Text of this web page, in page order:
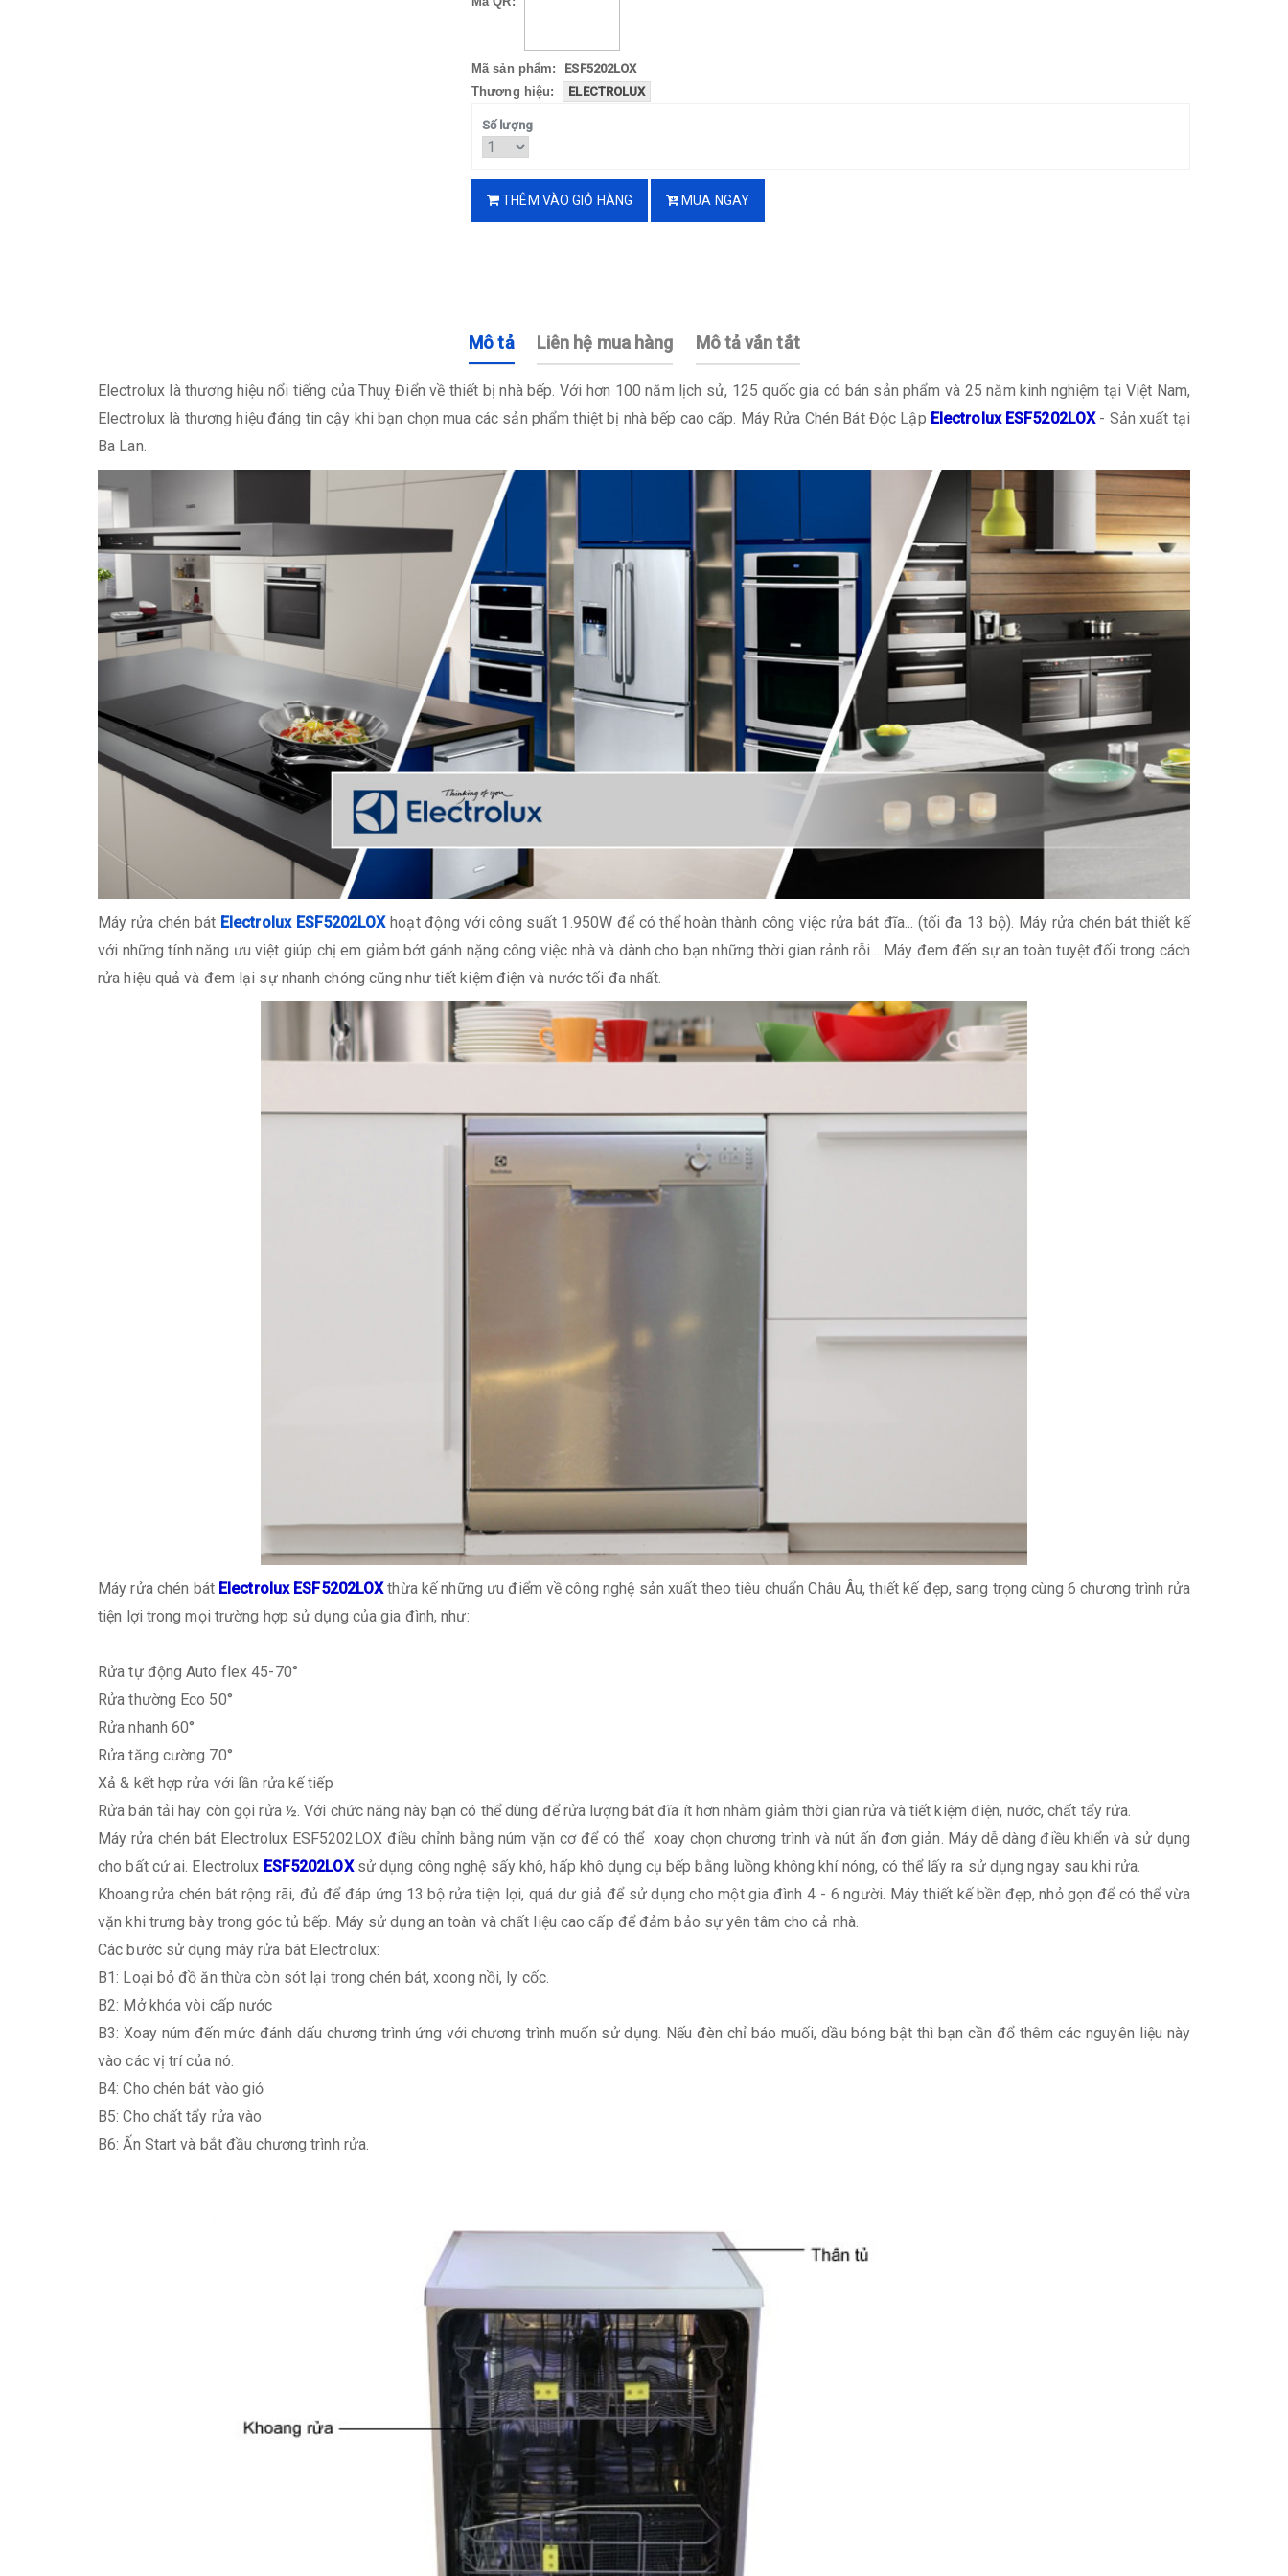
Mã sản phẩm:
ESF5202LOX
Thương hiệu:
ELECTROLUX
Số lượng
THÊM VÀO GIỎ HÀNG MUA NGAY
Mô tả Liên hệ mua hàng Mô tả vắn tắt
Electrolux là thương hiệu nổi tiếng của Thuỵ Điển về thiết bị nhà bếp. Với hơn 100 năm lịch sử, 125 quốc gia có bán sản phẩm và 25 năm kinh nghiệm tại Việt Nam,
Electrolux là thương hiệu đáng tin cậy khi bạn chọn mua các sản phẩm thiệt bị nhà bếp cao cấp. Máy Rửa Chén Bát Độc Lập Electrolux ESF5202LOX- Sản xuất tại
Ba Lan.
Máy rửa chén bát Electrolux ESF5202LOX hoạt động với công suất 1.950W để có thể hoàn thành công việc rửa bát đĩa... (tối đa 13 bộ). Máy rửa chén bát thiết kế
với những tính năng ưu việt giúp chị em giảm bớt gánh nặng công việc nhà và dành cho bạn những thời gian rảnh rỗi... Máy đem đến sự an toàn tuyệt đối trong cách
rửa hiệu quả và đem lại sự nhanh chóng cũng như tiết kiệm điện và nước tối đa nhất.
Máy rửa chén bát Electrolux ESF5202LOXthừa kế những ưu điểm về công nghệ sản xuất theo tiêu chuẩn Châu Âu, thiết kế đẹp, sang trọng cùng 6 chương trình rửa
tiện lợi trong mọi trường hợp sử dụng của gia đình, như:
Rửa tự động Auto flex 45-70°
Rửa thường Eco 50°
Rửa nhanh 60°
Rửa tăng cường 70°
Xả & kết hợp rửa với lần rửa kế tiếp
Rửa bán tải hay còn gọi rửa ½. Với chức năng này bạn có thể dùng để rửa lượng bát đĩa ít hơn nhằm giảm thời gian rửa và tiết kiệm điện, nước, chất tẩy rửa.
Máy rửa chén bát Electrolux ESF5202LOX điều chỉnh bằng núm vặn cơ để có thể xoay chọn chương trình và nút ấn đơn giản. Máy dễ dàng điều khiển và sử dụng
cho bất cứ ai. Electrolux ESF5202LOXsử dụng công nghệ sấy khô, hấp khô dụng cụ bếp bằng luồng không khí nóng, có thể lấy ra sử dụng ngay sau khi rửa.
Khoang rửa chén bát rộng rãi, đủ để đáp ứng 13 bộ rửa tiện lợi, quá dư giả để sử dụng cho một gia đình 4 - 6 người. Máy thiết kế bền đẹp, nhỏ gọn để có thể vừa
vặn khi trưng bày trong góc tủ bếp. Máy sử dụng an toàn và chất liệu cao cấp để đảm bảo sự yên tâm cho cả nhà.
Các bước sử dụng máy rửa bát Electrolux:
B1: Loại bỏ đồ ăn thừa còn sót lại trong chén bát, xoong nồi, ly cốc.
B2: Mở khóa vòi cấp nước
B3: Xoay núm đến mức đánh dấu chương trình ứng với chương trình muốn sử dụng. Nếu đèn chỉ báo muối, dầu bóng bật thì bạn cần đổ thêm các nguyên liệu này
vào các vị trí của nó.
B4: Cho chén bát vào giỏ
B5: Cho chất tẩy rửa vào
B6: Ấn Start và bắt đầu chương trình rửa.